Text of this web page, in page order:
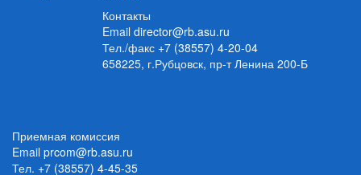
Контакты
Email director@rb.asu.ru
Тел./факс +7 (38557) 4-20-04
658225, г.Рубцовск, пр-т Ленина 200-Б
Приемная комиссия
Email prcom@rb.asu.ru
Тел. +7 (38557) 4-45-35